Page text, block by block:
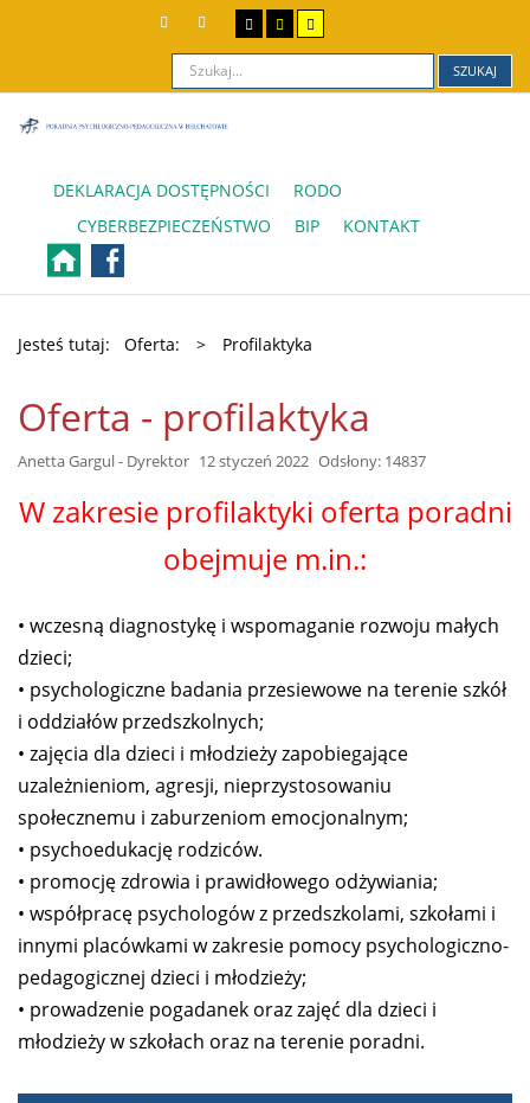
SZUKAJ
DEKLARACJA DOSTĘPNOŚCI
RODO
CYBERBEZPIECZEŃSTWO
BIP KONTAKT
Jesteś tutaj: Oferta: > Profilaktyka
Oferta - profilaktyka
Anetta Gargul - Dyrektor 12 styczeń 2022 Odsłony: 14837
W zakresie profilaktyki oferta poradni
obejmuje m.in.:
• wczesną diagnostykę i wspomaganie rozwoju małych
dzieci;
• psychologiczne badania przesiewowe na terenie szkół
i oddziałów przedszkolnych;
• zajęcia dla dzieci i młodzieży zapobiegające
uzależnieniom, agresji, nieprzystosowaniu
społecznemu i zaburzeniom emocjonalnym;
• psychoedukację rodziców.
• promocję zdrowia i prawidłowego odżywiania;
• współpracę psychologów z przedszkolami, szkołami i
innymi placówkami w zakresie pomocy psychologiczno-
pedagogicznej dzieci i młodzieży;
• prowadzenie pogadanek oraz zajęć dla dzieci i
młodzieży w szkołach oraz na terenie poradni.